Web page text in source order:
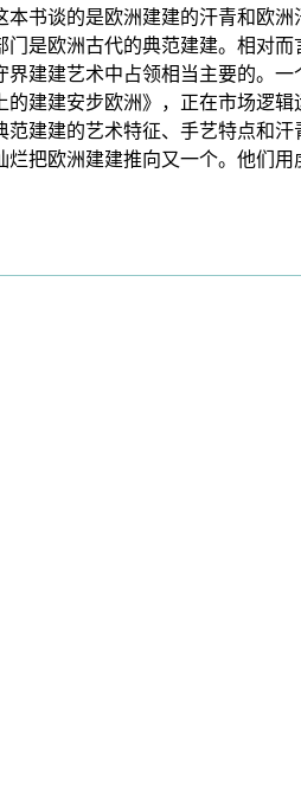
书谈的是欧洲建建的汗青和欧
是欧洲古代的典范建建。相对
建建艺术中占领相当主要的。
建建安步欧洲》，正在市场逻
建建的艺术特征、手艺特点和
把欧洲建建推向又一个。他们